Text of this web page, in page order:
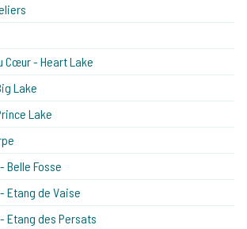
Cœur - Heart Lake
Lake
Lake
Belle Fosse
Etang de Vaise
Etang des Persats